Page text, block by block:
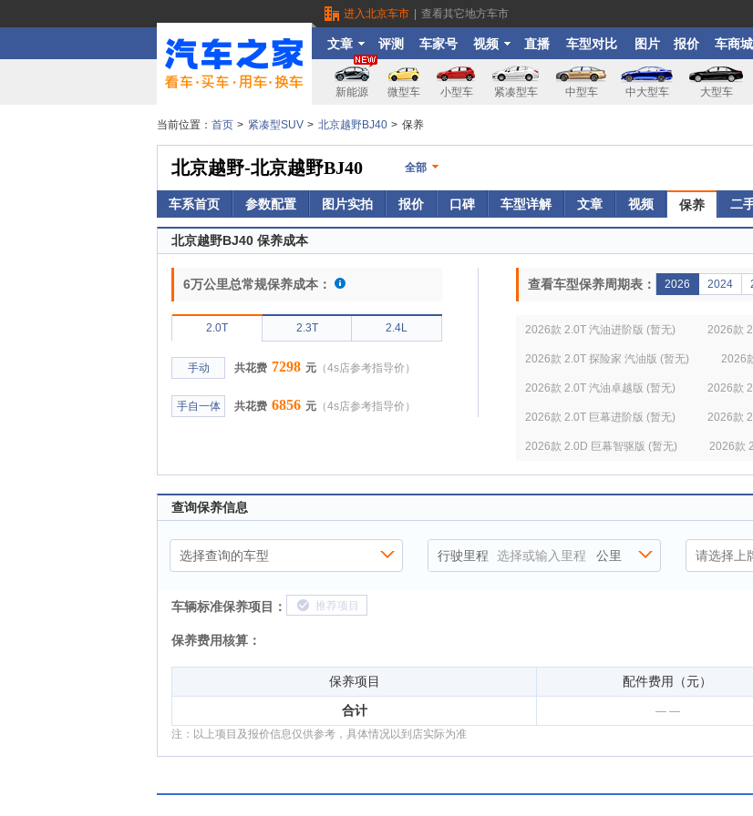
进入北京车市 查看其它地方车市
文章 评测 车家号 视频 直播 车型对比 图片 报价 车商城
新能源 微型车 小型车 紧凑型车 中型车 中大型车 大型车
当前位置： 首页 > 紧凑型SUV > 北京越野BJ40 > 保养
北京越野-北京越野BJ40 全部
车系首页 参数配置 图片实拍 报价 口碑 车型详解 文章 视频 保养 二
北京越野BJ40 保养成本
6万公里总常规保养成本：
2.0T 2.3T 2.4L
手动 共花费 7298 元 （4s店参考指导价）
手自一体 共花费 6856 元 （4s店参考指导价）
查看车型保养周期表： 2026 2024
2026款 2.0T 汽油进阶版 (暂无) 2026款
2026款 2.0T 探险家 汽油版 (暂无) 2026
2026款 2.0T 汽油卓越版 (暂无) 2026款
2026款 2.0T 巨幕进阶版 (暂无) 2026款
2026款 2.0D 巨幕智驱版 (暂无) 2026款
2026款 2.0D 柴油中国越野60年纪念版 (暂无)
查询保养信息
选择查询的车型 行驶里程 公里
选择或输入里程
车辆标准保养项目： 推荐项目
保养费用核算：
保养项目 配件费用（元）
合计
— —
注：以上项目及报价信息仅供参考，具体情况以到店实际为准